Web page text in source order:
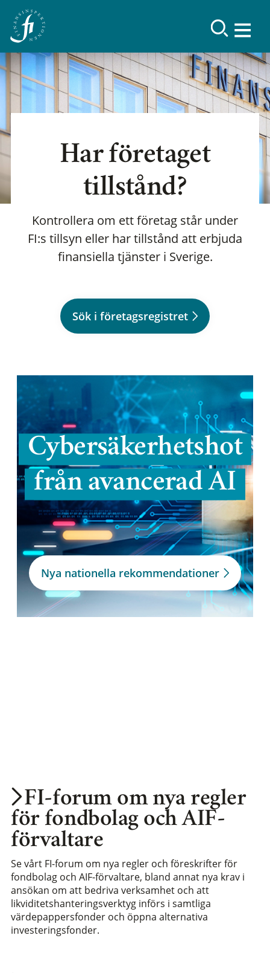
Har företaget
tillstånd?
Kontrollera om ett företag står under
FI:s tillsyn eller har tillstånd att erbjuda
finansiella tjänster i Sverige.
Sök i företagsregistret
Cybersäkerhetshot
från avancerad AI
Nya nationella rekommendationer
FI-forum om nya regler
för fondbolag och AIF-
förvaltare
Se vårt FI-forum om nya regler och föreskrifter för
fondbolag och AIF-förvaltare, bland annat nya krav i
ansökan om att bedriva verksamhet och att
likviditetshanteringsverktyg införs i samtliga
värdepappersfonder och öppna alternativa
investeringsfonder.